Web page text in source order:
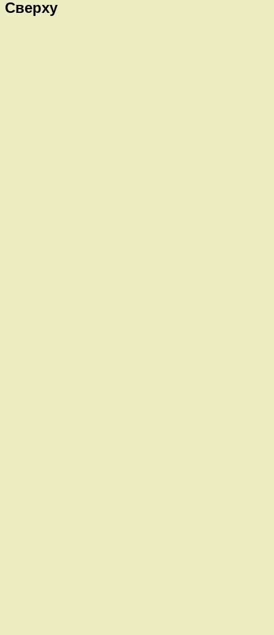
Сверху